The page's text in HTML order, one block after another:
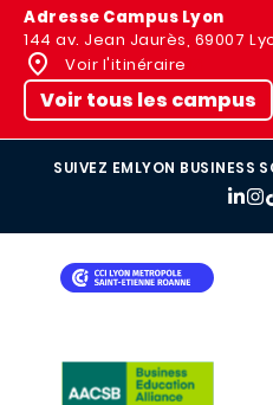
Adresse Campus Lyon
144 av. Jean Jaurès, 69007
Voir l'itinéraire
Voir tous les campus
SUIVEZ EMLYON BUSINESS
IMAGE